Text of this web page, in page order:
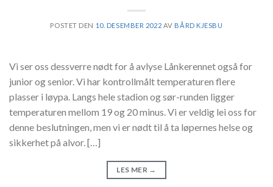
POSTET DEN 10. DESEMBER 2022 AV BÅRD KJESBU
Vi ser oss dessverre nødt for å avlyse Lånkerennet også for
junior og senior. Vi har kontrollmålt temperaturen flere
plasser i løypa. Langs hele stadion og sør-runden ligger
temperaturen mellom 19 og 20 minus. Vi er veldig lei oss for
denne beslutningen, men vi er nødt til å ta løpernes helse og
sikkerhet på alvor. […]
LES MER →